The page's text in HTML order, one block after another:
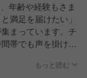
年齢や経験もさま
満足を届けたい」
まっています。チ
帯でも声を掛け合
ッフも多く、先輩が
もっと読む